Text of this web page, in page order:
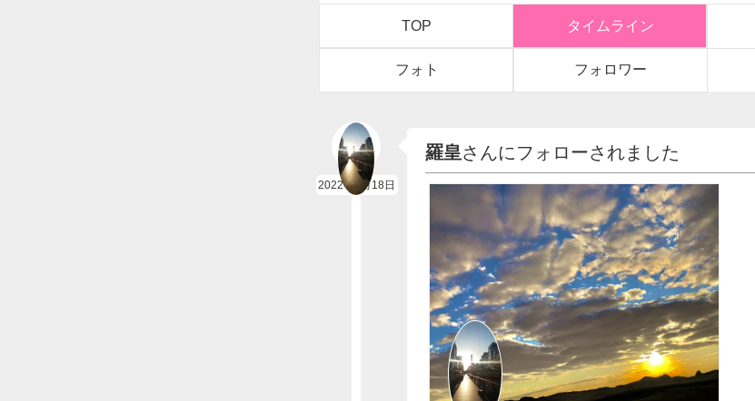
TOP タイムライン
フォト フォロワー
2022年4月18日
羅皇さんにフォローされました